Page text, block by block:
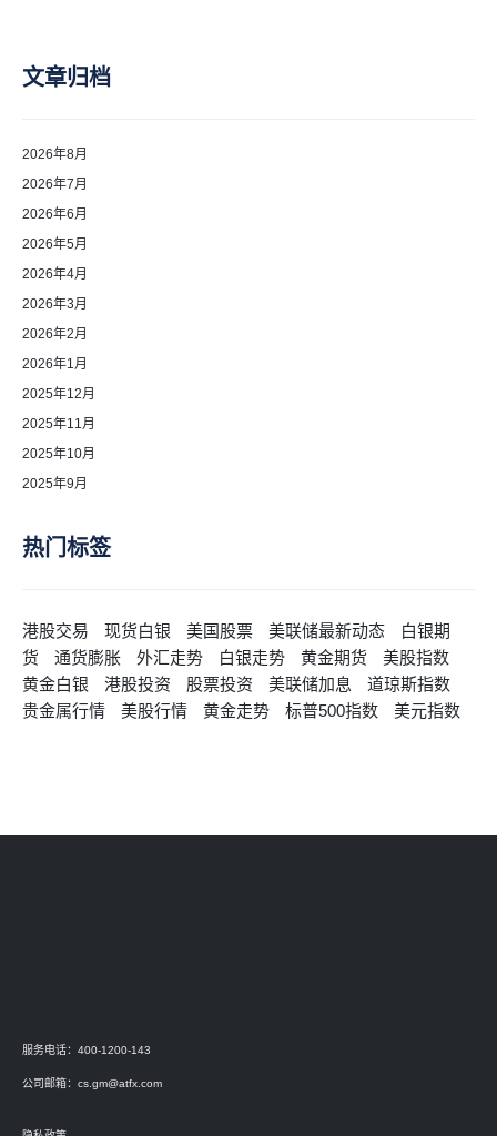
文章归档
2026年8月
2026年7月
2026年6月
2026年5月
2026年4月
2026年3月
2026年2月
2026年1月
2025年12月
2025年11月
2025年10月
2025年9月
热门标签
港股交易 现货白银 美国股票 美联储最新动态
白银期
货
通货膨胀 外汇走势 白银走势 黄金期货
美股指数
黄金白银
港股投资 股票投资 美联储加息
道琼斯指数
贵金属行情
美股行情 黄金走势 标普500指数 美元指数
服务电话：400-1200-143
公司邮箱： cs.gm@atfx.com